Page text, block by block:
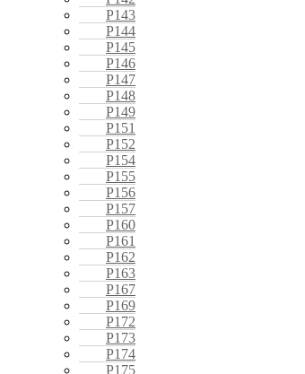
P143
P144
P145
P146
P147
P148
P149
P151
P152
P154
P155
P156
P157
P160
P161
P162
P163
P167
P169
P172
P173
P174
P175